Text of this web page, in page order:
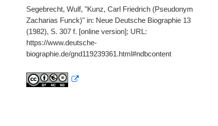
Segebrecht, Wulf, "Kunz, Carl Friedrich (Pseudonym
Zacharias Funck)" in: Neue Deutsche Biographie 13
(1982), S. 307 f. [online version]; URL:
https://www.deutsche-
biographie.de/gnd119239361.html#ndbcontent